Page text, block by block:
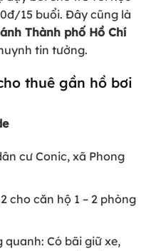
15 buổi. Đây cũng là
Thành phố Hồ Chí
tin tưởng.
thuê gần hồ bơi
cư Conic, xã Phong
cho căn hộ 1 – 2 phòng
quanh: Có bãi giữ xe,